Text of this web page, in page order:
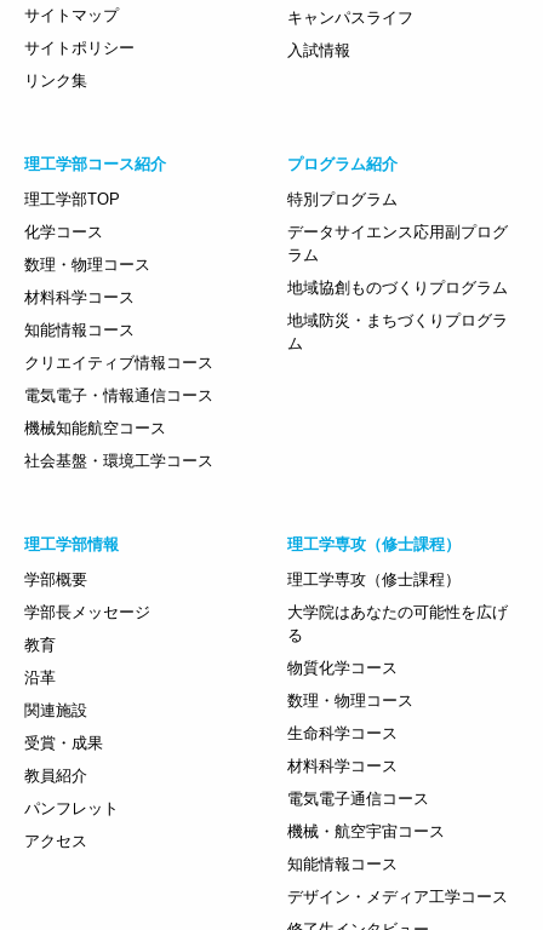
サイトマップ
サイトポリシー
リンク集
キャンパスライフ
入試情報
理工学部コース紹介
理工学部TOP
化学コース
数理・物理コース
材料科学コース
知能情報コース
クリエイティブ情報コース
電気電子・情報通信コース
機械知能航空コース
社会基盤・環境工学コース
プログラム紹介
特別プログラム
データサイエンス応用副プログ
ラム
地域協創ものづくりプログラム
地域防災・まちづくりプログラ
ム
理工学部情報
学部概要
学部長メッセージ
教育
沿革
関連施設
受賞・成果
教員紹介
パンフレット
アクセス
理工学専攻（修士課程）
理工学専攻（修士課程）
大学院はあなたの可能性を広げ
る
物質化学コース
数理・物理コース
生命科学コース
材料科学コース
電気電子通信コース
機械・航空宇宙コース
知能情報コース
デザイン・メディア工学コース